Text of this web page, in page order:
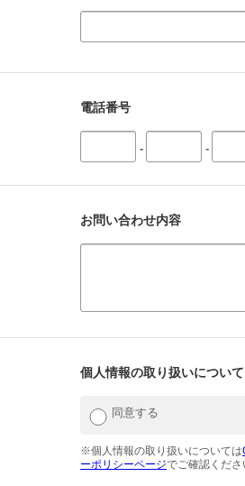
電話番号
- -
お問い合わせ内容
個人情報の取り扱いについて
同意する
※個人情報の取り扱いについては
ーポリシーページでご確認くださ